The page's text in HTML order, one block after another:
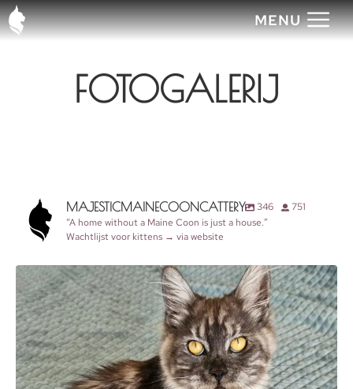
MENU
FOTOGALERIJ
MAJESTICMAINECOONCATTERY 346
751
“A home without a Maine Coon is just a house.”
Wachtlijst voor kittens → via website
majesticmainecooncattery
Jul 22